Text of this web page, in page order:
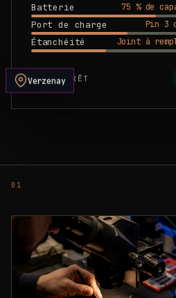
Batterie
75 % de
Port de charge
Pin 3
Étanchéité
Joint à
DEVIS PRÊT
Verzenay